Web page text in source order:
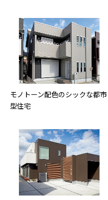
モノトーン配色のシックな都市
型住宅